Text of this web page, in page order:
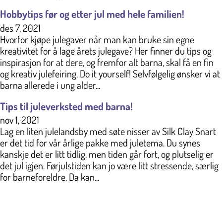
Hobbytips før og etter jul med hele familien!
des 7, 2021
Hvorfor kjøpe julegaver når man kan bruke sin egne
kreativitet for å lage årets julegave? Her finner du tips og
inspirasjon for at dere, og fremfor alt barna, skal få en fin
og kreativ julefeiring. Do it yourself! Selvfølgelig ønsker vi at
barna allerede i ung alder...
Tips til juleverksted med barna!
nov 1, 2021
Lag en liten julelandsby med søte nisser av Silk Clay Snart
er det tid for vår årlige pakke med juletema. Du synes
kanskje det er litt tidlig, men tiden går fort, og plutselig er
det jul igjen. Førjulstiden kan jo være litt stressende, særlig
for barneforeldre. Da kan...